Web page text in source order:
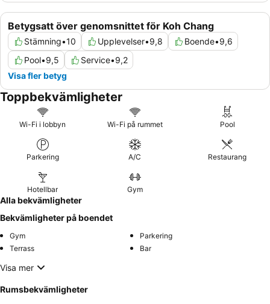
Betygsatt över genomsnittet för Koh Chang
Stämning•10 Upplevelser•9,8 Boende•9,6
Pool•9,5 Service•9,2
Visa fler betyg
Toppbekvämligheter
Wi-Fi i lobbyn Wi-Fi på rummet Pool
Parkering A/C Restaurang
Hotellbar Gym
Alla bekvämligheter
Bekvämligheter på boendet
Gym
Parkering
Terrass
Bar
Visa mer
Rumsbekvämligheter